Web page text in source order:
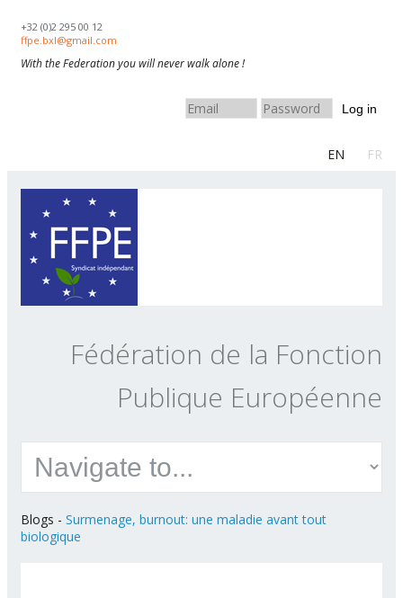
+32 (0)2 295 00 12
ffpe.bxl@gmail.com
With the Federation you will never walk alone !
Log in
EN FR
Fédération de la Fonction
Publique Européenne
Blogs - Surmenage, burnout: une maladie avant tout
biologique